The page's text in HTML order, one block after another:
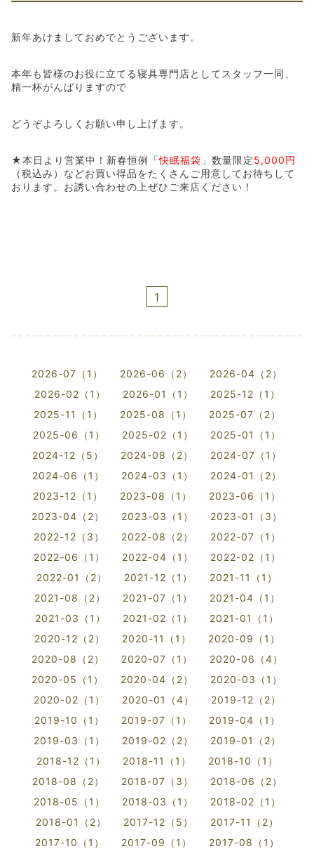
新年あけましておめでとうございます。
本年も皆様のお役に立てる寝具専門店としてスタッフ一同、
精一杯がんばりますので
どうぞよろしくお願い申し上げます。
★本日より営業中！新春恒例「快眠福袋 」数量限定5,000円
（税込み）などお買い得品をたくさんご用意してお待ちして
おります。お誘い合わせの上ぜひご来店ください！
1
2026-07（1） 2026-06（2）
2026-04（2）
2026-02（1）
2026-01（1）
2025-12（1）
2025-11（1）
2025-08（1）
2025-07（2）
2025-06（1）
2025-02（1）
2025-01（1）
2024-12（5）
2024-08（2）
2024-07（1）
2024-06（1）
2024-03（1）
2024-01（2）
2023-12（1）
2023-08（1）
2023-06（1）
2023-04（2）
2023-03（1）
2023-01（3）
2022-12（3）
2022-08（2）
2022-07（1）
2022-06（1）
2022-04（1）
2022-02（1）
2022-01（2）
2021-12（1）
2021-11（1）
2021-08（2）
2021-07（1）
2021-04（1）
2021-03（1）
2021-02（1）
2021-01（1）
2020-12（2）
2020-11（1）
2020-09（1）
2020-08（2）
2020-07（1）
2020-06（4）
2020-05（1）
2020-04（2）
2020-03（1）
2020-02（1）
2020-01（4）
2019-12（2）
2019-10（1）
2019-07（1）
2019-04（1）
2019-03（1）
2019-02（2）
2019-01（2）
2018-12（1）
2018-11（1）
2018-10（1）
2018-08（2）
2018-07（3）
2018-06（2）
2018-05（1）
2018-03（1）
2018-02（1）
2018-01（2）
2017-12（5）
2017-11（2）
2017-10（1）
2017-09（1）
2017-08（1）